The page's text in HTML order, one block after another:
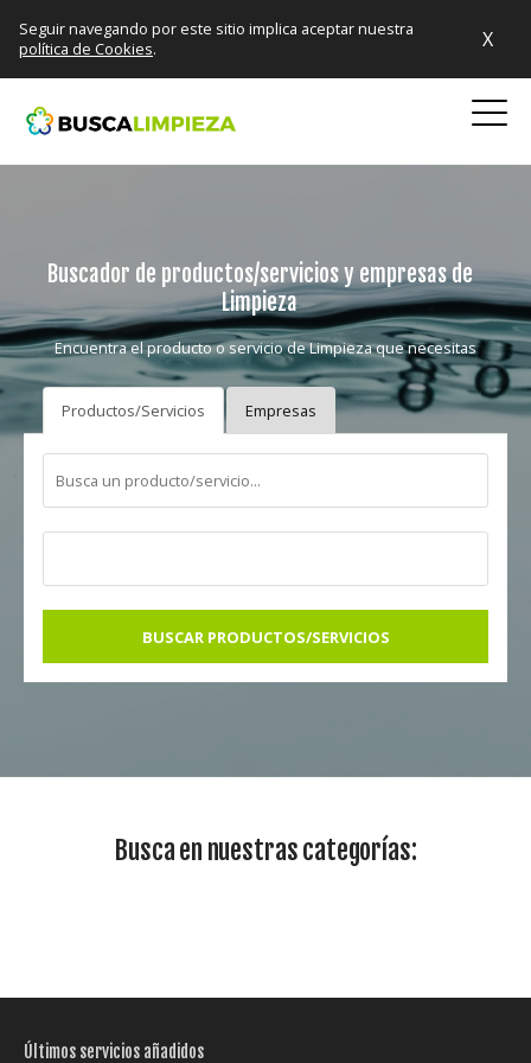
Seguir navegando por este sitio implica aceptar nuestra
política de Cookies. X
Buscador de productos/servicios y empresas de
Limpieza
Encuentra el producto o servicio de Limpieza que necesitas
Productos/Servicios Empresas
BUSCAR PRODUCTOS/SERVICIOS
Busca en nuestras categorías:
Últimos servicios añadidos